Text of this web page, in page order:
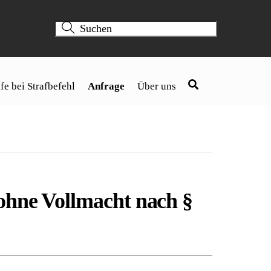
bei Strafbefehl Anfrage Über uns
Vollmacht nach §